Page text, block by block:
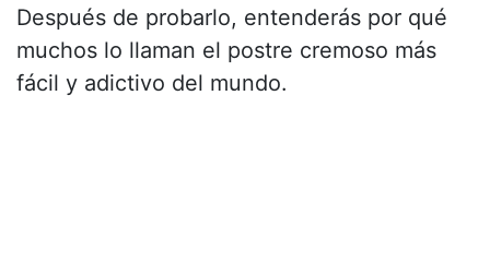
Después de probarlo, entenderás por qué
muchos lo llaman el postre cremoso más
fácil y adictivo del mundo.